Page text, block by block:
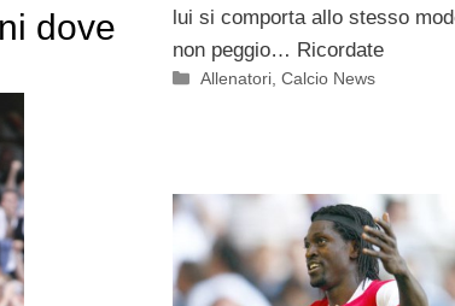
dove
lui si comporta allo stesso
non peggio… Ricordate
Categorie
Allenatori ,Calcio News